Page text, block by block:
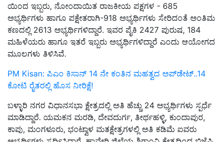
ಯಿಂದ ಇಬ್ಬರು, ನೋಂದಾಯಿತ ರಾಜಕೀಯ ಪಕ್ಷಗಳ - 685
ಅಭ್ಯರ್ಥಿಗಳು ಹಾಗೂ ಪಕ್ಷೇತರಾಗಿ-918 ಅಭ್ಯರ್ಥಿಗಳು ಸೇರಿದಂತೆ ಅಂತಿಮ
ಕಣದಲ್ಲಿ 2613 ಅಭ್ಯರ್ಥಿಗಳಿದ್ದಾರೆ. ಇವರ ಪೈಕಿ 2427 ಪುರುಷ, 184
ಮಹಿಳೆಯರು ಹಾಗೂ ಇತರೆ ಇಬ್ಬರು ಅಭ್ಯರ್ಥಿಗಳಿದ್ದಾರೆ ಎಂದು ಆಯೋಗದ
ಮೂಲಗಳು ತಿಳಿಸಿವೆ.
PM Kisan: ಪಿಎಂ ಕಿಸಾನ್ 14 ನೇ ಕಂತಿನ ಮಹತ್ವದ ಅಪ್‌ಡೇಟ್‌..14
ಕೋಟಿ ರೈತರಲ್ಲಿ ಹೊಸ ನೀರಿಕ್ಷೆ!
ಬಳ್ಳಾರಿ ನಗರ ವಿಧಾನಸಭಾ ಕ್ಷೇತ್ರದಲ್ಲಿ ಅತಿ ಹೆಚ್ಚು 24 ಅಭ್ಯರ್ಥಿಗಳು ಸ್ಪರ್ಧೆ
ಮಾಡಿದ್ದಾರೆ. ಯಮಕನ ಮರಡಿ, ದೇವದುರ್ಗ, ತೀರ್ಥಹಳ್ಳಿ, ಕುಂದಾಪುರ,
ಕಾಪು, ಮಂಗಳೂರು, ಭಂಟ್ವಾಳ ಮತಕ್ಷೇತ್ರಗಳಲ್ಲಿ ಅತಿ ಕಡಿಮೆ ಐವರು